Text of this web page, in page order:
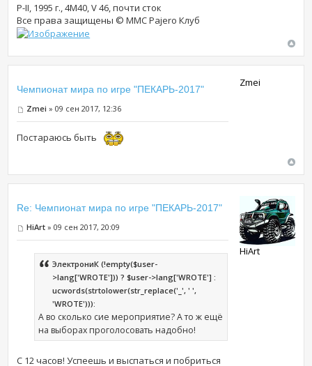
P-II, 1995 г., 4М40, V 46, почти сток
Все права защищены © MMC Pajero Клуб
Чемпионат мира по игре "ПЕКАРЬ-2017"
Zmei » 09 сен 2017, 12:36
Постараюсь быть
Zmei
Re: Чемпионат мира по игре "ПЕКАРЬ-2017"
HiArt » 09 сен 2017, 20:09
ЭлектрониК (!empty($user-
>lang['WROTE'])) ? $user->lang['WROTE'] :
ucwords(strtolower(str_replace('_', ' ',
'WROTE'))):
А во сколько сие мероприятие? А то ж ещё
на выборах проголосовать надобно!
С 12 часов! Успеешь и выспаться и побриться
HiArt